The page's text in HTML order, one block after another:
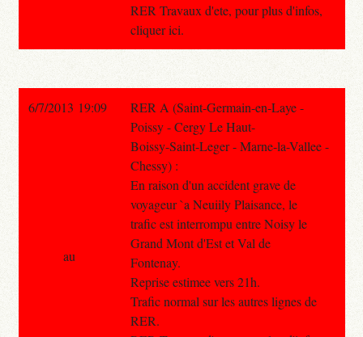
RER Travaux d'ete, pour plus d'infos,
cliquer ici.
6/7/2013 19:09
RER A (Saint-Germain-en-Laye -
Poissy - Cergy Le Haut-
Boissy-Saint-Leger - Marne-la-Vallee -
Chessy) :
En raison d'un accident grave de
voyageur `a Neuiily Plaisance, le
trafic est interrompu entre Noisy le
Grand Mont d'Est et Val de
Fontenay.
Reprise estimee vers 21h.
Trafic normal sur les autres lignes de
RER.
au